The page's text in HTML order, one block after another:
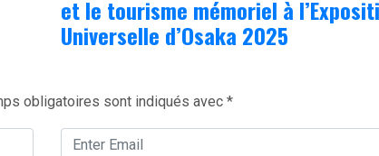
et le tourisme mémoriel à
Universelle d’Osaka 2025
obligatoires sont indiqués avec *